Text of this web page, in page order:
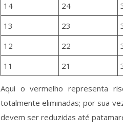
14
24
13
23
12
22
11
21
Aqui o vermelho representa
totalmente eliminadas; por sua
devem ser reduzidas até